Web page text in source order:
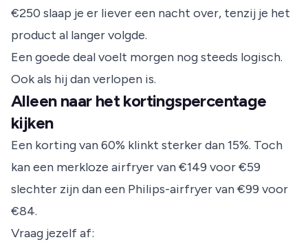
€250 slaap je er liever een nacht over, tenzij je het
product al langer volgde.
Een goede deal voelt morgen nog steeds logisch.
Ook als hij dan verlopen is.
Alleen naar het kortingspercentage
kijken
Een korting van 60% klinkt sterker dan 15%. Toch
kan een merkloze airfryer van €149 voor €59
slechter zijn dan een Philips-airfryer van €99 voor
€84.
Vraag jezelf af: